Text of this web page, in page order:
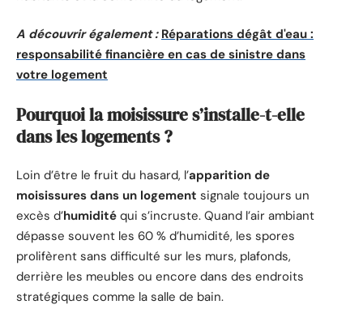
A découvrir également : Réparations dégât d'eau :
responsabilité financière en cas de sinistre dans
votre logement
Pourquoi la moisissure s’installe-t-elle
dans les logements ?
Loin d’être le fruit du hasard, l’apparition de
moisissures dans un logement signale toujours un
excès d’humidité qui s’incruste. Quand l’air ambiant
dépasse souvent les 60 % d’humidité, les spores
prolifèrent sans difficulté sur les murs, plafonds,
derrière les meubles ou encore dans des endroits
stratégiques comme la salle de bain.